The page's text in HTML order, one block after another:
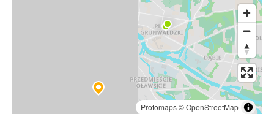
Protomaps©OpenStreetMap